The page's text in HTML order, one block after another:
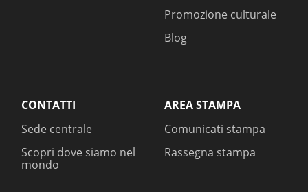
Promozione culturale
Blog
CONTATTI
Sede centrale
Scopri dove siamo nel
mondo
AREA STAMPA
Comunicati stampa
Rassegna stampa